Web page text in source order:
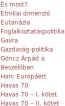
És most?
Etnikai dimenzió
Eutanázia
Foglalkoztatáspolitika
Gavra
Gazdaság-politika
Göncz Árpád a
Beszélőben
Harc Európáért
Havas 70
Havas 70 – I. kötet
Havas 70 – II. kötet